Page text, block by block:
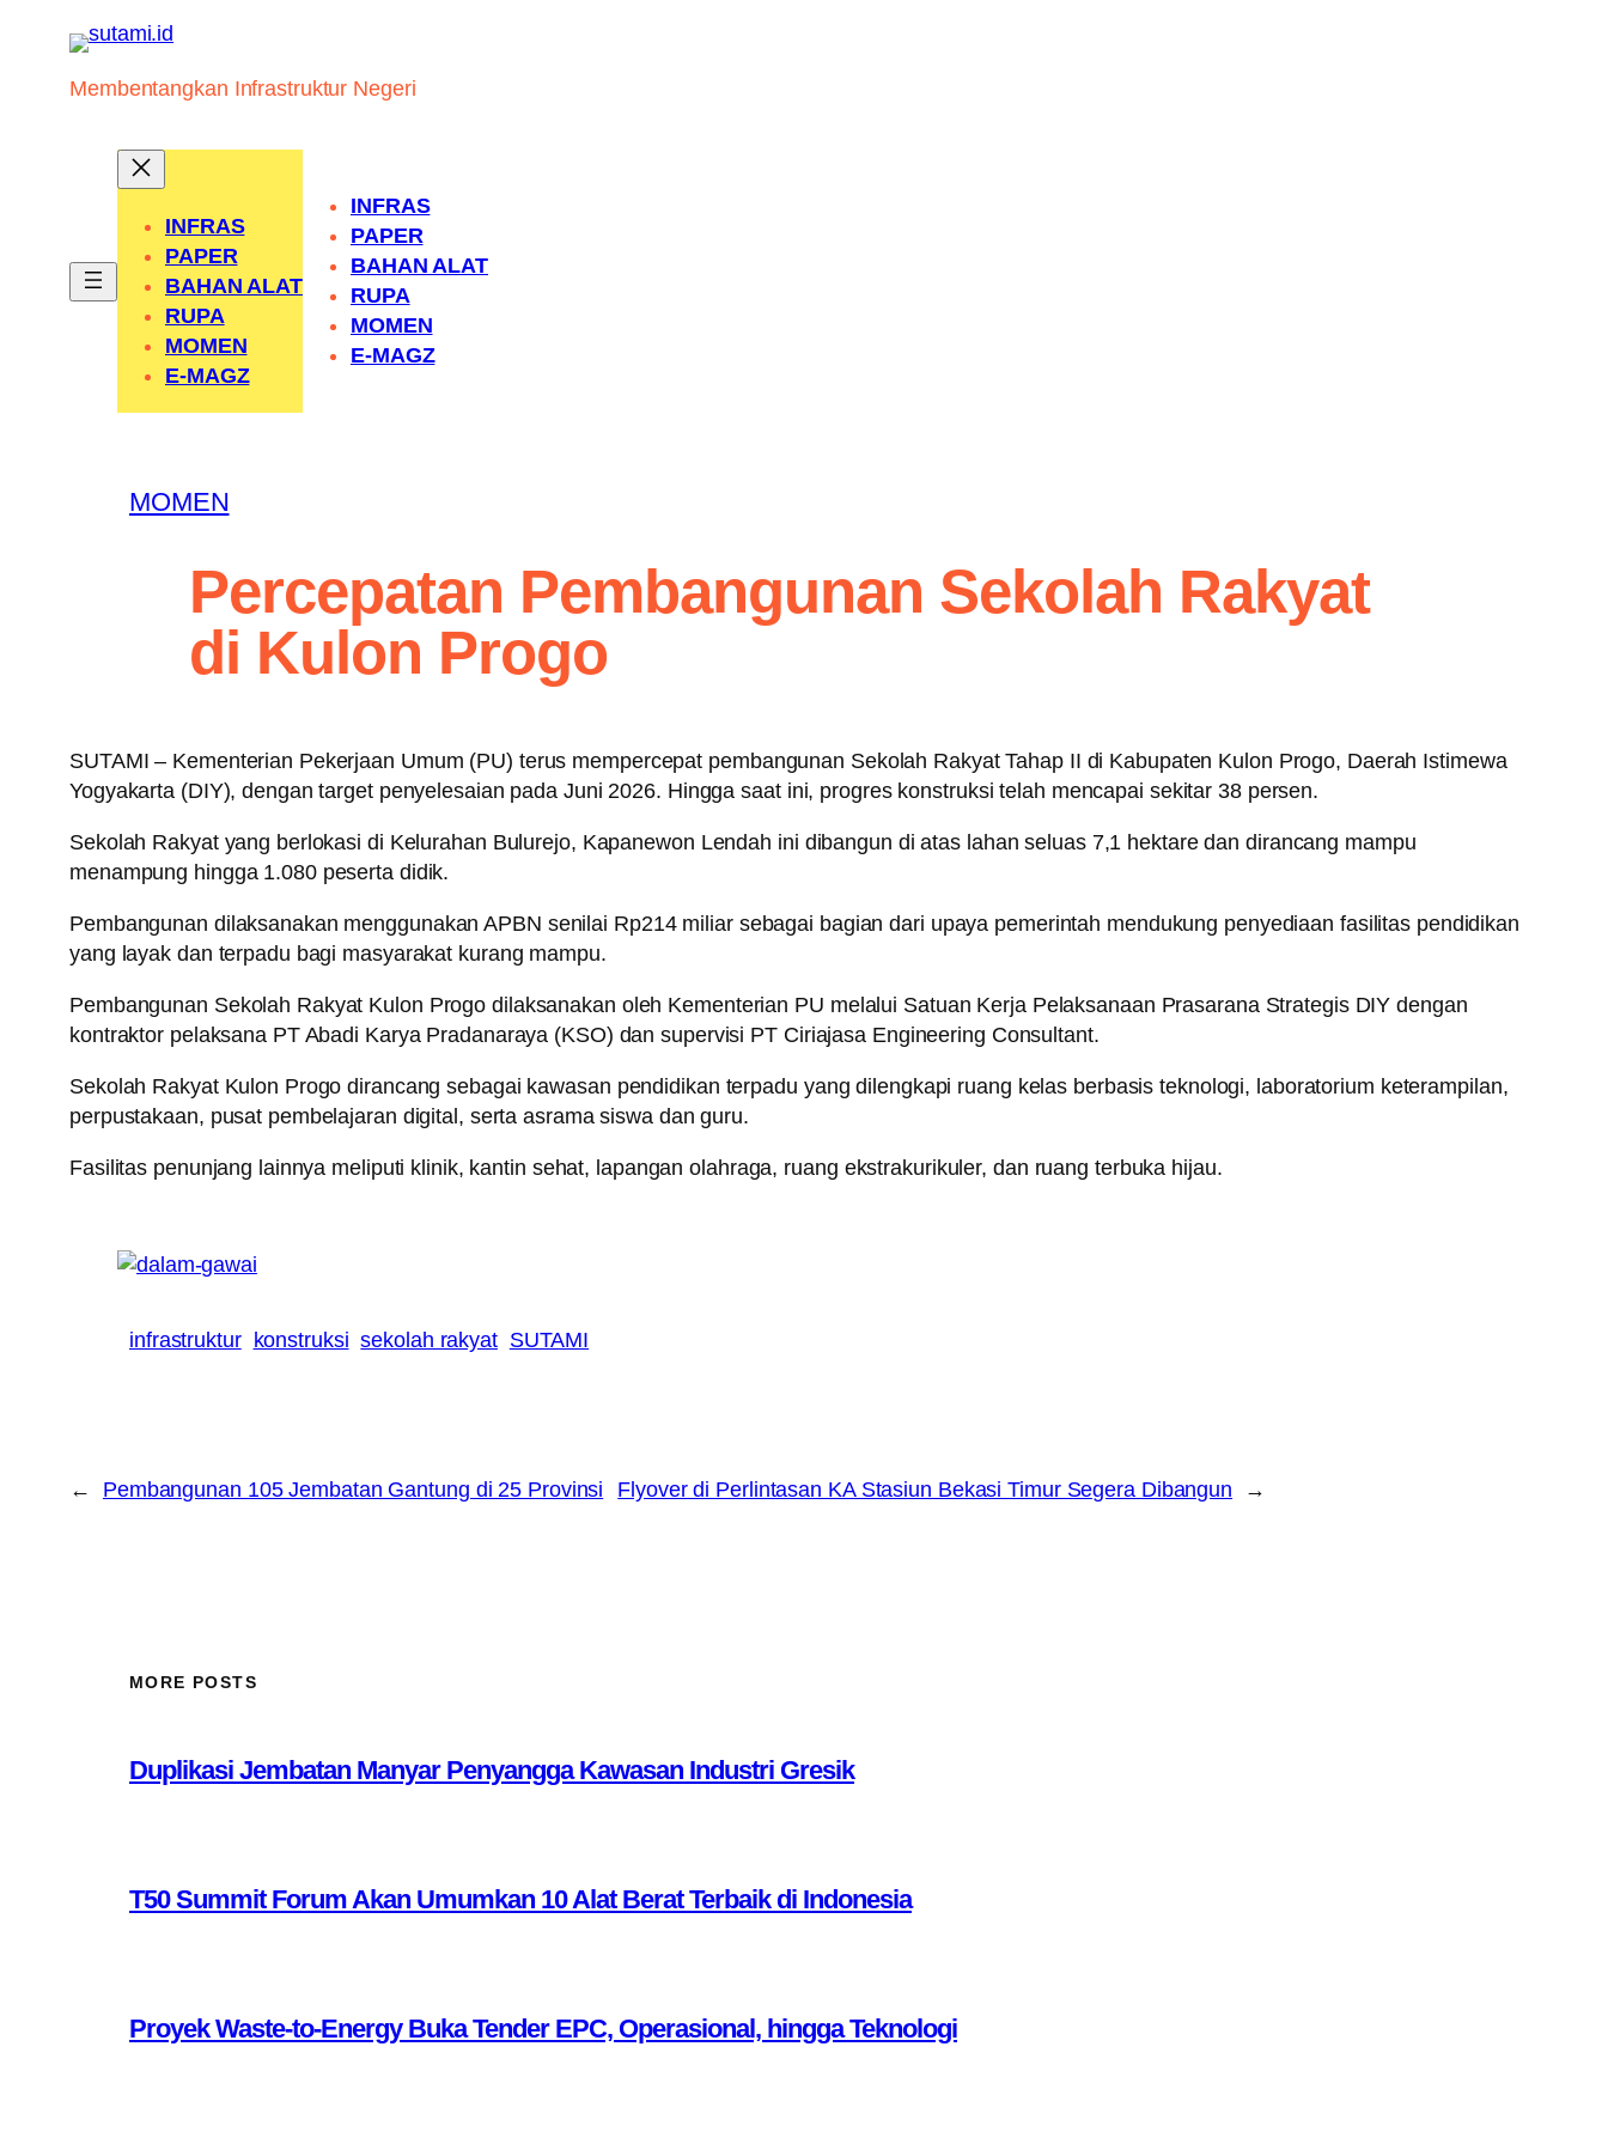
contentMembentangkan Infrastruktur Negeri
INFRAS
PAPER
BAHAN ALAT
RUPA
MOMEN
E-MAGZ
INFRAS
PAPER
BAHAN ALAT
RUPA
MOMEN
E-MAGZ
MOMEN
Percepatan Pembangunan Sekolah Rakyat
di Kulon Progo
SUTAMI – Kementerian Pekerjaan Umum (PU) terus mempercepat pembangunan Sekolah Rakyat Tahap II di Kabupaten Kulon Progo, Daerah Istimewa
Yogyakarta (DIY), dengan target penyelesaian pada Juni 2026. Hingga saat ini, progres konstruksi telah mencapai sekitar 38 persen.
Sekolah Rakyat yang berlokasi di Kelurahan Bulurejo, Kapanewon Lendah ini dibangun di atas lahan seluas 7,1 hektare dan dirancang mampu
menampung hingga 1.080 peserta didik.
Pembangunan dilaksanakan menggunakan APBN senilai Rp214 miliar sebagai bagian dari upaya pemerintah mendukung penyediaan fasilitas pendidikan
yang layak dan terpadu bagi masyarakat kurang mampu.
Pembangunan Sekolah Rakyat Kulon Progo dilaksanakan oleh Kementerian PU melalui Satuan Kerja Pelaksanaan Prasarana Strategis DIY dengan
kontraktor pelaksana PT Abadi Karya Pradanaraya (KSO) dan supervisi PT Ciriajasa Engineering Consultant.
Sekolah Rakyat Kulon Progo dirancang sebagai kawasan pendidikan terpadu yang dilengkapi ruang kelas berbasis teknologi, laboratorium keterampilan,
perpustakaan, pusat pembelajaran digital, serta asrama siswa dan guru.
Fasilitas penunjang lainnya meliputi klinik, kantin sehat, lapangan olahraga, ruang ekstrakurikuler, dan ruang terbuka hijau.
infrastruktur konstruksi sekolah rakyat SUTAMI
← Pembangunan 105 Jembatan Gantung di 25 Provinsi Flyover di Perlintasan KA Stasiun Bekasi Timur Segera Dibangun →
MORE POSTS
Duplikasi Jembatan Manyar Penyangga Kawasan Industri Gresik
T50 Summit Forum Akan Umumkan 10 Alat Berat Terbaik di Indonesia
Proyek Waste-to-Energy Buka Tender EPC, Operasional, hingga Teknologi